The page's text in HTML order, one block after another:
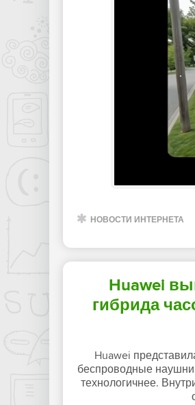
НОВОСТИ ИНТЕРНЕТА
Huawei
гибрида
Huawei
беспроводные
технологичнее.